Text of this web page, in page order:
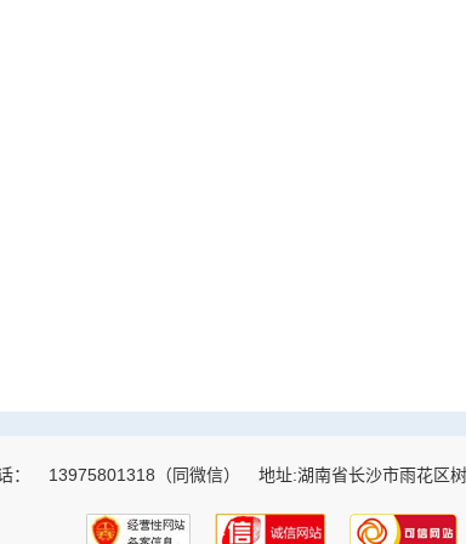
： 13975801318（同微信） 地址:湖南省长沙市雨花区